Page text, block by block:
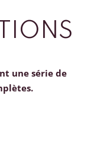
une série de